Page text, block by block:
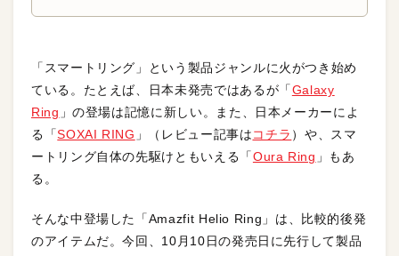
「スマートリング」という製品ジャンルに火がつき始め
ている。たとえば、日本未発売ではあるが「Galaxy
Ring 」の登場は記憶に新しい。また、日本メーカーによ
る「SOXAI RING 」（レビュー記事はコチラ ）や、スマ
ートリング自体の先駆けともいえる「Oura Ring 」もあ
る。
そんな中登場した「Amazfit Helio Ring」は、比較的後発
のアイテムだ。今回、10月10日の発売日に先行して製品